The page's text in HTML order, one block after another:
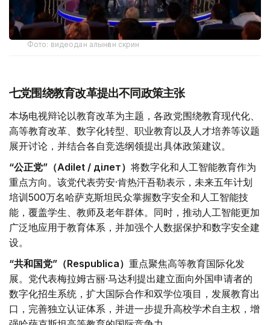
Фото: видеодан алынған скрин
七党围绕教育改革提出不同政策主张
本场电视辩论以教育改革为主题，各政党围绕教育现代化、
高等教育改革、数字化转型、职业教育以及人才培养等议题
展开讨论，并结合各自竞选纲领提出具体政策建议。
“公正党”（Adilet / Әділет） 将数字化和人工智能教育作为
重点方向。该党代表劳安·肯热汗吾勒表示，未来五年计划
培训500万名哈萨克斯坦民众掌握数字安全和人工智能技
能，覆盖学生、教师及老年群体。同时，推动人工智能更加
广泛地应用于教育体系，并加强个人数据保护和数字安全建
设。
“共和国党”（Respublica） 重点聚焦高等教育国际化发
展。党代表梅拉姆古丽·马达利提出建立面向外国申请者的
数字化招生系统，扩大国际合作和双学位项目，发展教育出
口，完善独立认证体系，并进一步提升高校学术自主权，增